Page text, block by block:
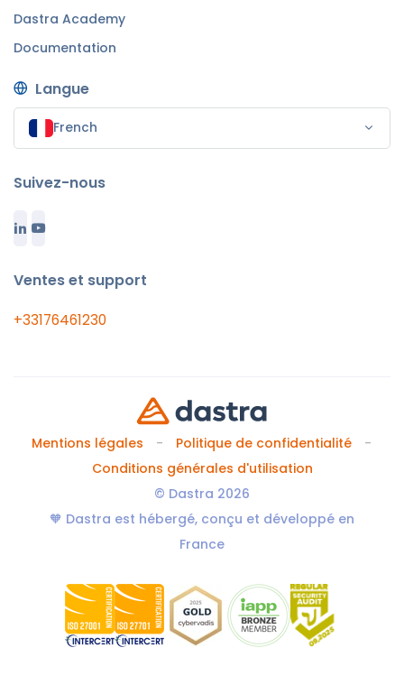
Dastra Academy
Documentation
Langue
French
Suivez-nous
Ventes et support
+33176461230
Mentions légales
Politique de confidentialité
Conditions générales d'utilisation
© Dastra 2026
🧡 Dastra est hébergé, conçu et développé en
France